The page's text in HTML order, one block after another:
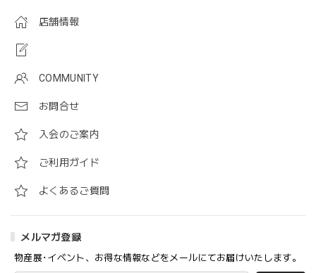
店舗情報
COMMUNITY
お問合せ
入会のご案内
ご利用ガイド
よくあるご質問
メルマガ登録
物産展･イベント、お得な情報などをメールにてお届けいたします。